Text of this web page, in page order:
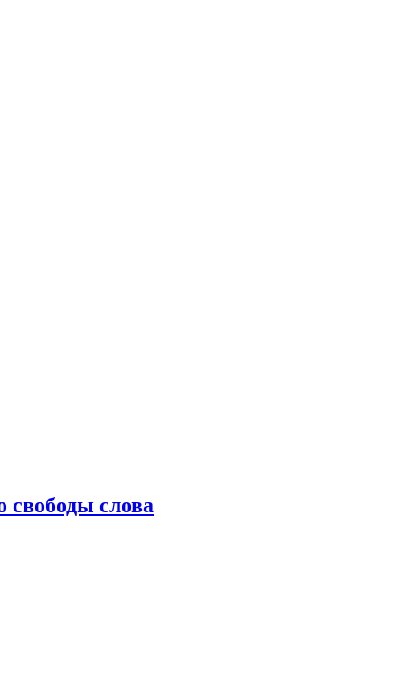
слова